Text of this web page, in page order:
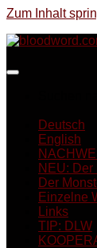
Zum Inhalt
Deutsch
English
NEU:
Der
Einzelne
Links
TIP: DLW